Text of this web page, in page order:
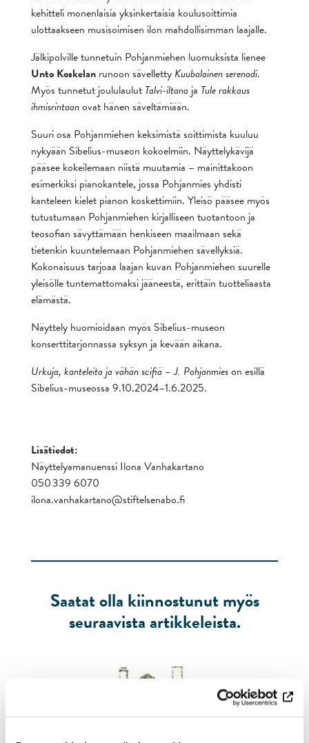
kehitteli monenlaisia yksinkertaisia koulusoittimia
ulottaakseen musisoimisen ilon mahdollisimman laajalle.
Jälkipolville tunnetuin Pohjanmiehen luomuksista lienee
Unto Koskelan runoon sävelletty Kuubalainen serenadi.
Myös tunnetut joululaulut Talvi-iltana ja Tule rakkaus
ihmisrintaanovat hänen säveltämiään.
Suuri osa Pohjanmiehen keksimistä soittimista kuuluu
nykyään Sibelius-museon kokoelmiin. Näyttelykävijä
pääsee kokeilemaan niistä muutamia – mainittakoon
esimerkiksi pianokantele, jossa Pohjanmies yhdisti
kanteleen kielet pianon koskettimiin. Yleisö pääsee myös
tutustumaan Pohjanmiehen kirjalliseen tuotantoon ja
teosofian sävyttämään henkiseen maailmaan sekä
tietenkin kuuntelemaan Pohjanmiehen sävellyksiä.
Kokonaisuus tarjoaa laajan kuvan Pohjanmiehen suurelle
yleisölle tuntemattomaksi jääneestä, erittäin tuotteliaasta
elämästä.
Näyttely huomioidaan myös Sibelius-museon
konserttitarjonnassa syksyn ja kevään aikana.
Urkuja, kanteleita ja vähän scifiä – J. Pohjanmieson esillä
Sibelius-museossa 9.10.2024–1.6.2025.
Lisätiedot:
Näyttelyamanuenssi Ilona Vanhakartano
050 339 6070
ilona.vanhakartano@stiftelsenabo.fi
Saatat olla kiinnostunut myös
seuraavista artikkeleista.